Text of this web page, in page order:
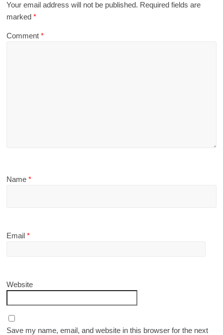
Your email address will not be published. Required fields are
marked*
Comment*
Name*
Email*
Website
Save my name, email, and website in this browser for the next